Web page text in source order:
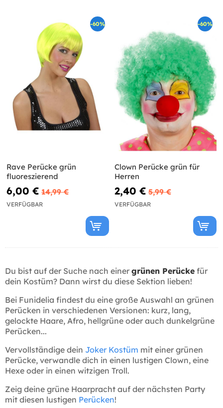
-60%
Rave Perücke grün
fluoreszierend
6,00 € 14,99 €
VERFÜGBAR
-60%
Clown Perücke grün für
Herren
2,40 € 5,99 €
VERFÜGBAR
Du bist auf der Suche nach einer grünen Perücke für
dein Kostüm? Dann wirst du diese Sektion lieben!
Bei Funidelia findest du eine große Auswahl an grünen
Perücken in verschiedenen Versionen: kurz, lang,
gelockte Haare, Afro, hellgrüne oder auch dunkelgrüne
Perücken...
Vervollständige dein Joker Kostüm mit einer grünen
Perücke, verwandle dich in einen lustigen Clown, eine
Hexe oder in einen witzigen Troll.
Zeig deine grüne Haarpracht auf der nächsten Party
mit diesen lustigen Perücken!